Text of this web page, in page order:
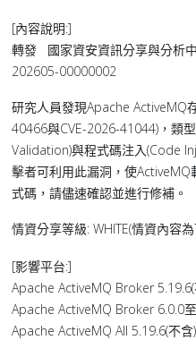
[內容說明:]
轉發 國家資安資訊分享與分析
202605-00000002
研究人員發現Apache ActiveMQ
40466與CVE-2026-41044)，類
Validation)與程式碼注入(Code
擊者可利用此漏洞，使
式碼，請儘速確認並進行修補。
情資分享等級: WHITE(情資內容
[影響平台:]
Apache ActiveMQ Broker
Apache ActiveMQ Broker 6.0.0
Apache ActiveMQ All 5.19.6(不